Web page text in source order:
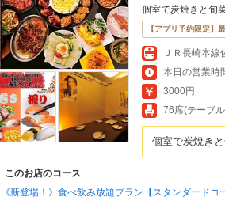
個室で炭焼きと旬
【アプリ予約限定】
ＪＲ長崎本
本日の営業時
3000円
76席(テーブ
個室で炭焼き
このお店のコース
《新登場！》食べ飲み放題プラン【スタンダー